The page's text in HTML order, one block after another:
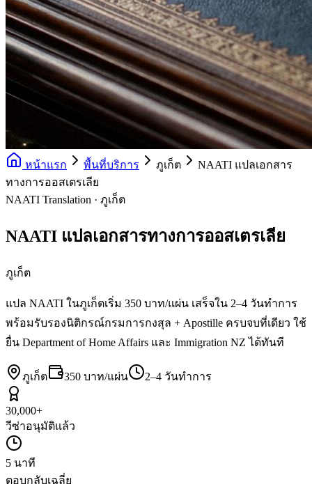
หน้าแรก พื้นที่บริการ ภูเก็ต
NAATI แปลเอกสาร
ทางการออสเตรเลีย
NAATI Translation · ภูเก็ต
NAATI แปลเอกสารทางการออสเตรเลีย
ภูเก็ต
แปล NAATI ในภูเก็ตเริ่ม 350 บาท/แผ่น เสร็จใน 2–4 วันทำการ
พร้อมรับรองนิติกรณ์กรมการกงสุล + Apostille ครบจบที่เดียว ใช้
ยื่น Department of Home Affairs และ Immigration NZ ได้ทันที
ภูเก็ต 350 บาท/แผ่น 2–4 วันทำการ
30,000+
วีซ่าอนุมัติแล้ว
5 นาที
ตอบกลับเฉลี่ย